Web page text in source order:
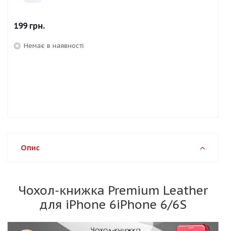
199грн.
Немає в наявності
Опис
Чохол-книжка Premium Leather
для iPhone 6iPhone 6/6S